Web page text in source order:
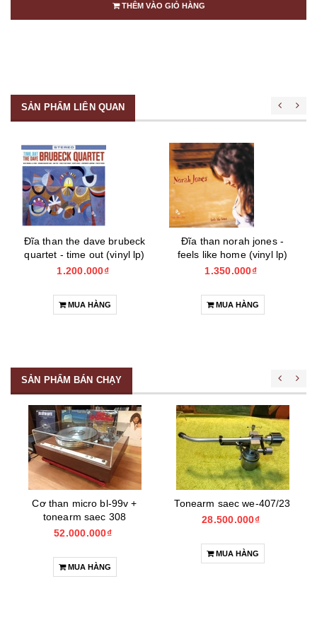
THÊM VÀO GIỎ HÀNG
SẢN PHẨM LIÊN QUAN
Đĩa than the dave brubeck
quartet - time out (vinyl lp)
1.200.000₫
MUA HÀNG
Đĩa than norah jones -
feels like home (vinyl lp)
1.350.000₫
MUA HÀNG
SẢN PHẨM BÁN CHẠY
Cơ than micro bl-99v +
tonearm saec 308
52.000.000₫
MUA HÀNG
Tonearm saec we-407/23
28.500.000₫
MUA HÀNG